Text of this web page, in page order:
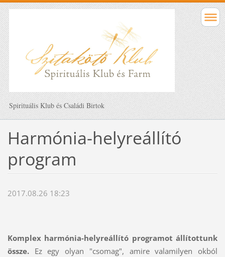
Spirituális Klub és Családi Birtok
Harmónia-helyreállító
program
2017.08.26 18:23
Komplex harmónia-helyreállító programot állítottunk
össze. Ez egy olyan "csomag", amire valamilyen okból